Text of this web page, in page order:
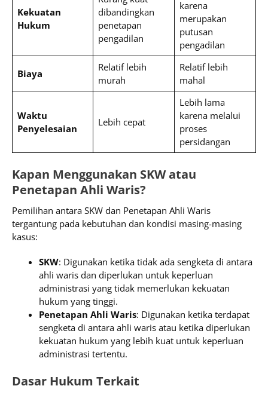
Kekuatan
Hukum
dibandingkan
penetapan
pengadilan
karena
merupakan
putusan
pengadilan
Biaya
Relatif lebih
murah
Relatif lebih
mahal
Waktu
Penyelesaian
Lebih cepat
Lebih lama
karena melalui
proses
persidangan
Kapan Menggunakan SKW atau
Penetapan Ahli Waris?
Pemilihan antara SKW dan Penetapan Ahli Waris
tergantung pada kebutuhan dan kondisi masing-masing
kasus:
SKW: Digunakan ketika tidak ada sengketa di antara
ahli waris dan diperlukan untuk keperluan
administrasi yang tidak memerlukan kekuatan
hukum yang tinggi.
Penetapan Ahli Waris: Digunakan ketika terdapat
sengketa di antara ahli waris atau ketika diperlukan
kekuatan hukum yang lebih kuat untuk keperluan
administrasi tertentu.
Dasar Hukum Terkait